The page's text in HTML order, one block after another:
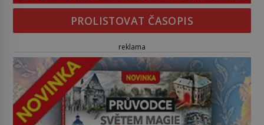
PROLISTOVAT ČASOPIS
reklama